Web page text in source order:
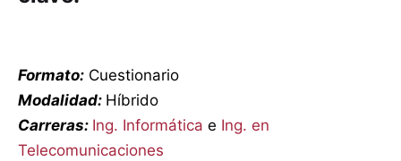
Formato: Cuestionario
Modalidad: Híbrido
Carreras: Ing. Informática e Ing. en
Telecomunicaciones